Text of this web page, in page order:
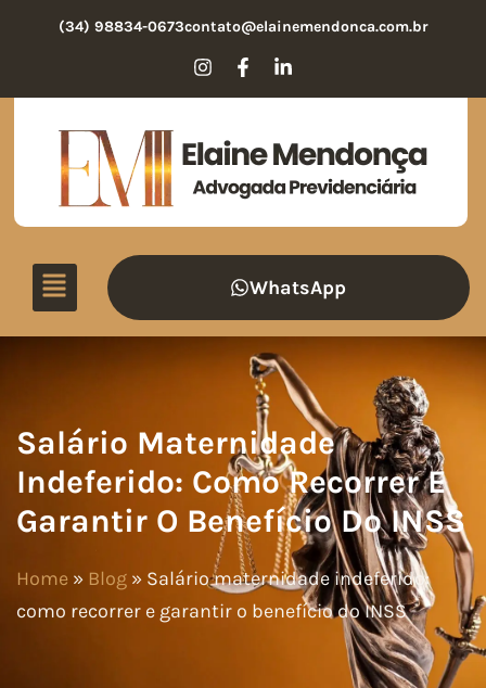
(34) 98834-0673contato@elainemendonca.com.br
WhatsApp
Salário Maternidade
Indeferido: Como Recorrer E
Garantir O Benefício Do INSS
Home » Blog » Salário maternidade indeferido:
como recorrer e garantir o benefício do INSS